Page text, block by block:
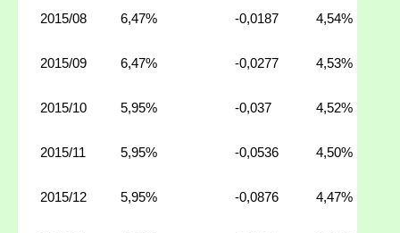
2015/08 6,47% -0,0187 4,54%
2015/09 6,47% -0,0277 4,53%
2015/10 5,95% -0,037 4,52%
2015/11 5,95% -0,0536 4,50%
2015/12 5,95% -0,0876 4,47%